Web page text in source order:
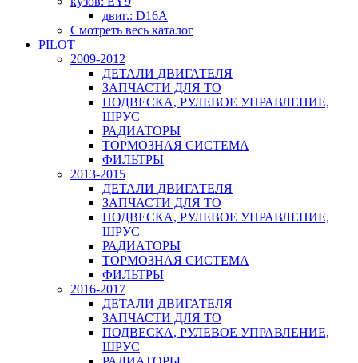
двиг.: D16A
Смотреть весь каталог
PILOT
2009-2012
ДЕТАЛИ ДВИГАТЕЛЯ
ЗАПЧАСТИ ДЛЯ ТО
ПОДВЕСКА, РУЛЕВОЕ УПРАВЛЕНИЕ,
ШРУС
РАДИАТОРЫ
ТОРМОЗНАЯ СИСТЕМА
ФИЛЬТРЫ
2013-2015
ДЕТАЛИ ДВИГАТЕЛЯ
ЗАПЧАСТИ ДЛЯ ТО
ПОДВЕСКА, РУЛЕВОЕ УПРАВЛЕНИЕ,
ШРУС
РАДИАТОРЫ
ТОРМОЗНАЯ СИСТЕМА
ФИЛЬТРЫ
2016-2017
ДЕТАЛИ ДВИГАТЕЛЯ
ЗАПЧАСТИ ДЛЯ ТО
ПОДВЕСКА, РУЛЕВОЕ УПРАВЛЕНИЕ,
ШРУС